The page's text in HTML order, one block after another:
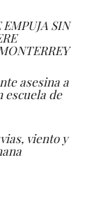
SIN
asesina a
escuela de
viento y